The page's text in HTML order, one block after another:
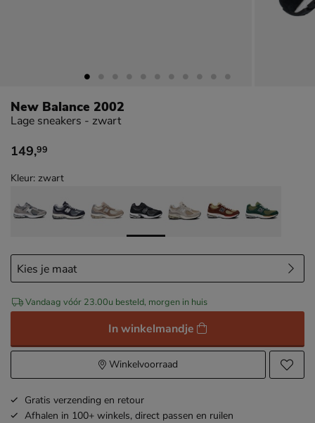
New Balance 2002
Lage sneakers - zwart
€ 149,99
149,99
Kleur: zwart
Vandaag vóór 23.00u besteld, morgen in huis
In winkelmandje
Winkelvoorraad
Gratis verzending en retour
Afhalen in 100+ winkels, direct passen en ruilen